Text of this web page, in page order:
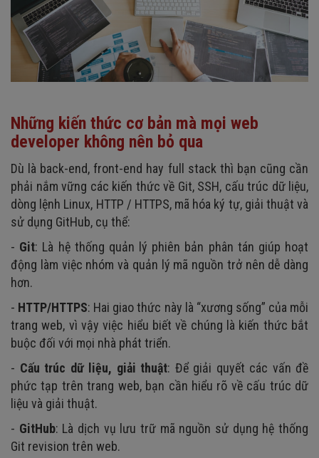
Những kiến thức cơ bản mà mọi web
developer không nên bỏ qua
Dù là back-end, front-end hay full stack thì bạn cũng cần
phải nắm vững các kiến thức về Git, SSH, cấu trúc dữ liệu,
dòng lệnh Linux, HTTP / HTTPS, mã hóa ký tự, giải thuật và
sử dụng GitHub, cụ thể:
- Git: Là hệ thống quản lý phiên bản phân tán giúp hoạt
động làm việc nhóm và quản lý mã nguồn trở nên dễ dàng
hơn.
- HTTP/HTTPS: Hai giao thức này là “xương sống” của mỗi
trang web, vì vậy việc hiểu biết về chúng là kiến thức bắt
buộc đối với mọi nhà phát triển.
- Cấu trúc dữ liệu, giải thuật: Để giải quyết các vấn đề
phức tạp trên trang web, bạn cần hiểu rõ về cấu trúc dữ
liệu và giải thuật.
- GitHub: Là dịch vụ lưu trữ mã nguồn sử dụng hệ thống
Git revision trên web.